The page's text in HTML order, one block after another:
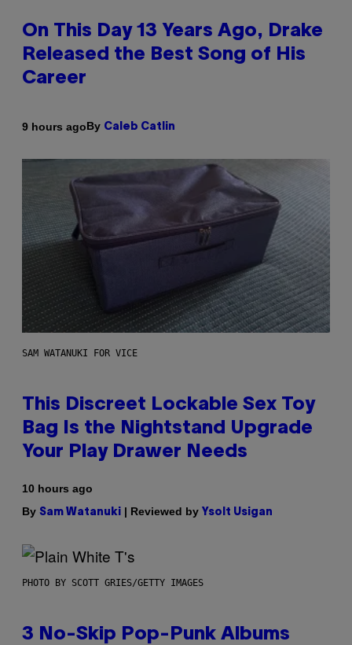
On This Day 13 Years Ago, Drake
Released the Best Song of His
Career
9 hours agoBy Caleb Catlin
SAM WATANUKI FOR VICE
This Discreet Lockable Sex Toy
Bag Is the Nightstand Upgrade
Your Play Drawer Needs
10 hours ago
By Sam Watanuki | Reviewed by Ysolt Usigan
PHOTO BY SCOTT GRIES/GETTY IMAGES
3 No-Skip Pop-Punk Albums